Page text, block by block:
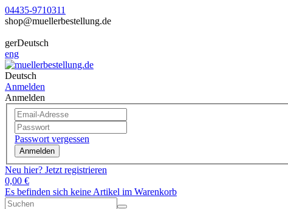
04435-9710311
shop@muellerbestellung.de
gerDeutsch
eng
Deutsch
Anmelden
Anmelden
Passwort vergessen
Anmelden
Neu hier? Jetzt registrieren
0,00 €
Es befinden sich keine Artikel im Warenkorb